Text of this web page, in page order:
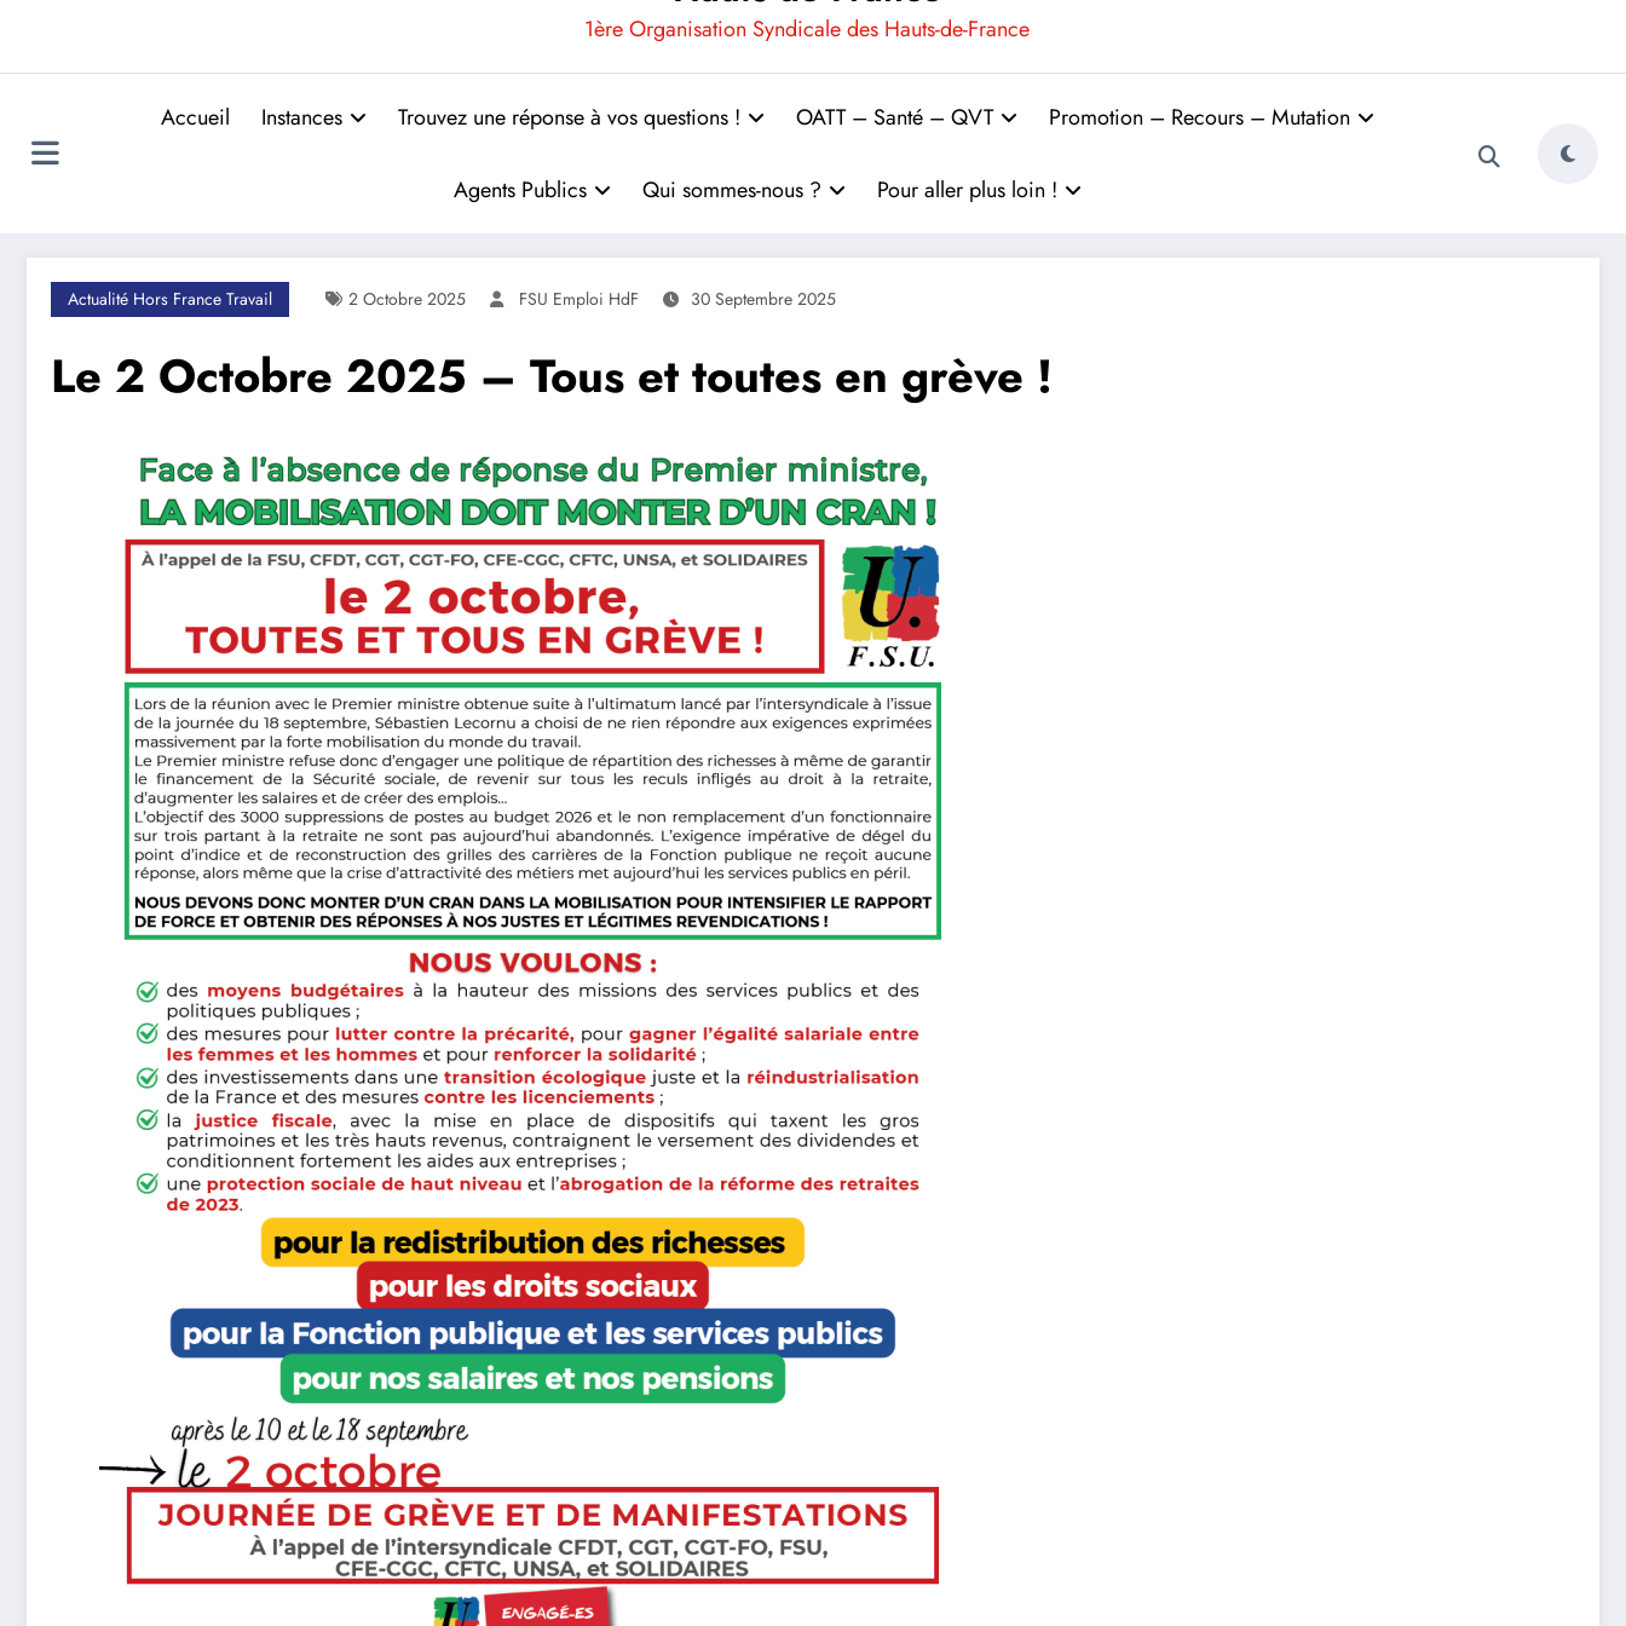
1ère Organisation Syndicale des Hauts-de-France
Accueil Instances Trouvez une réponse à vos questions ! OATT – Santé – QVT Promotion – Recours – Mutation
Agents Publics Qui sommes-nous ? Pour aller plus loin !
Actualité Hors France Travail 2 Octobre 2025 FSU Emploi HdF 30 Septembre 2025
Le 2 Octobre 2025 – Tous et toutes en grève !